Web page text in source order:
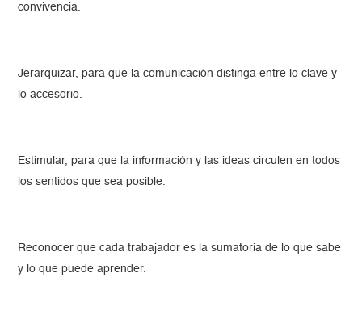
convivencia.
Jerarquizar, para que la comunicación distinga entre lo clave y
lo accesorio.
Estimular, para que la información y las ideas circulen en todos
los sentidos que sea posible.
Reconocer que cada trabajador es la sumatoria de lo que sabe
y lo que puede aprender.